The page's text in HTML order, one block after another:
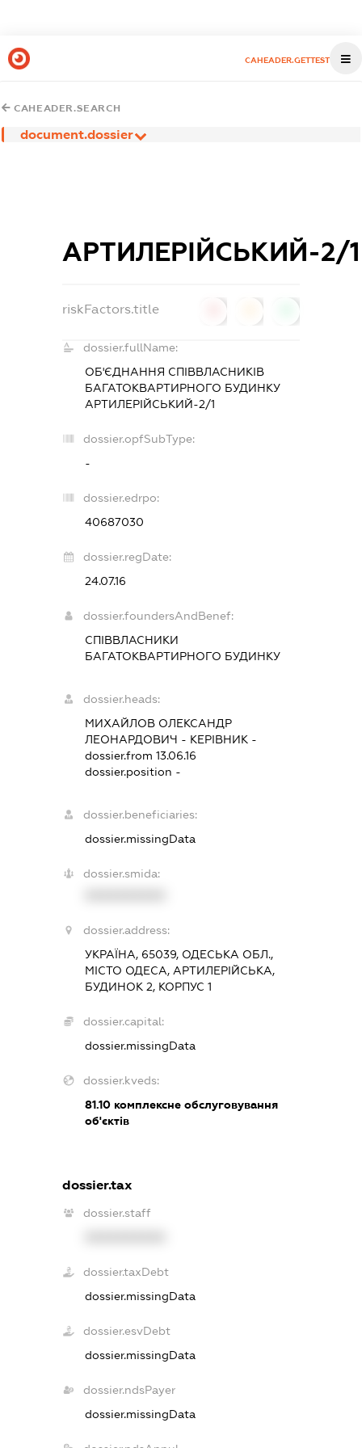
CAHEADER.GETTEST
CAHEADER.SEARCH
document.dossier
АРТИЛЕРІЙСЬКИЙ-2/1
riskFactors.title
dossier.fullName:
ОБ'ЄДНАННЯ СПІВВЛАСНИКІВ
БАГАТОКВАРТИРНОГО БУДИНКУ
АРТИЛЕРІЙСЬКИЙ-2/1
dossier.opfSubType:
-
dossier.edrpo:
40687030
dossier.regDate:
24.07.16
dossier.foundersAndBenef:
СПІВВЛАСНИКИ
БАГАТОКВАРТИРНОГО БУДИНКУ
dossier.heads:
МИХАЙЛОВ ОЛЕКСАНДР
ЛЕОНАРДОВИЧ - КЕРІВНИК-
dossier.from 13.06.16
dossier.position -
dossier.beneficiaries:
dossier.missingData
dossier.smida:
dossier.address:
УКРАЇНА, 65039, ОДЕСЬКА ОБЛ.,
МІСТО ОДЕСА, АРТИЛЕРІЙСЬКА,
БУДИНОК 2, КОРПУС 1
dossier.capital:
dossier.missingData
dossier.kveds:
81.10комплексне обслуговування
об'єктів
dossier.tax
dossier.staff
dossier.taxDebt
dossier.missingData
dossier.esvDebt
dossier.missingData
dossier.ndsPayer
dossier.missingData